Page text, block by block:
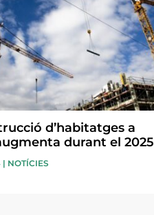
d’habitatges a
durant el 2025
| NOTÍCIES